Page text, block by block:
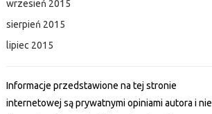
wrzesień 2015
sierpień 2015
lipiec 2015
Informacje przedstawione na tej stronie
internetowej są prywatnymi opiniami autora i nie